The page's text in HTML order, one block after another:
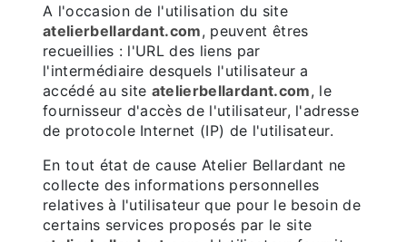
A l'occasion de l'utilisation du site
atelierbellardant.com, peuvent êtres
recueillies : l'URL des liens par
l'intermédiaire desquels l'utilisateur a
accédé au site atelierbellardant.com, le
fournisseur d'accès de l'utilisateur, l'adresse
de protocole Internet (IP) de l'utilisateur.
En tout état de cause Atelier Bellardant ne
collecte des informations personnelles
relatives à l'utilisateur que pour le besoin de
certains services proposés par le site